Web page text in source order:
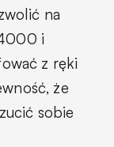
na
i
z ręki
że
sobie